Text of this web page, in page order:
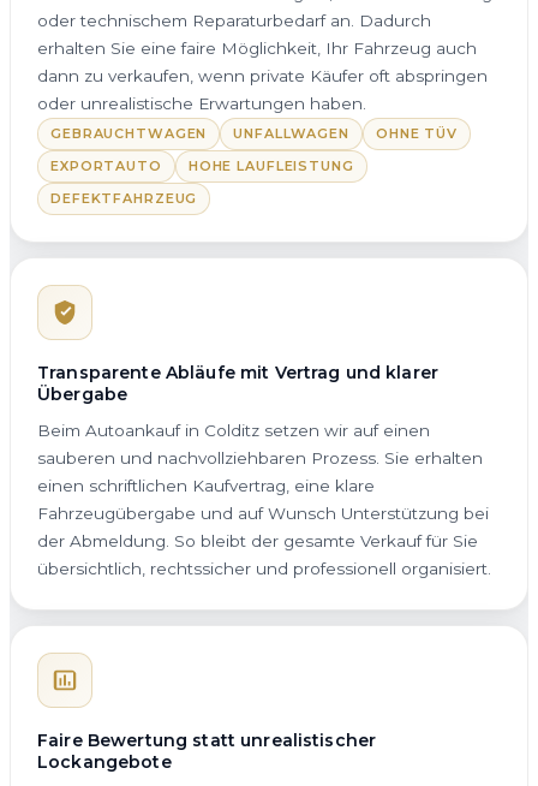
oder technischem Reparaturbedarf an. Dadurch
erhalten Sie eine faire Möglichkeit, Ihr Fahrzeug auch
dann zu verkaufen, wenn private Käufer oft abspringen
oder unrealistische Erwartungen haben.
GEBRAUCHTWAGEN UNFALLWAGEN
OHNE TÜV
EXPORTAUTO
HOHE LAUFLEISTUNG
DEFEKTFAHRZEUG
Transparente Abläufe mit Vertrag und klarer
Übergabe
Beim Autoankauf in Colditz setzen wir auf einen
sauberen und nachvollziehbaren Prozess. Sie erhalten
einen schriftlichen Kaufvertrag, eine klare
Fahrzeugübergabe und auf Wunsch Unterstützung bei
der Abmeldung. So bleibt der gesamte Verkauf für Sie
übersichtlich, rechtssicher und professionell organisiert.
Faire Bewertung statt unrealistischer
Lockangebote